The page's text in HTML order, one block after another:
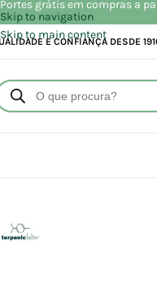
Skip to navigation
Skip to main content
E CONFIANÇA DESDE
Portes grátis em compras a